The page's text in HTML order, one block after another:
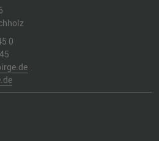
0